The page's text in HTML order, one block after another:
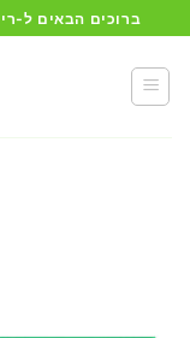
to
content
ברוכים הבאים ל-